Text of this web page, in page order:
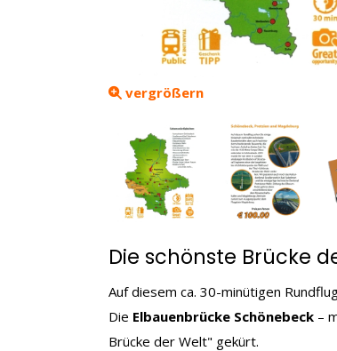
vergrößern
Die schönste Brücke
Auf diesem ca. 30-minütigen
Die Elbauenbrücke Schönebeck –
Brücke der Welt" gekürt.